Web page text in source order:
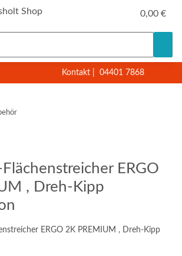
0,00 €
Kontakt 04401 7868
ERGO
, Dreh-Kipp